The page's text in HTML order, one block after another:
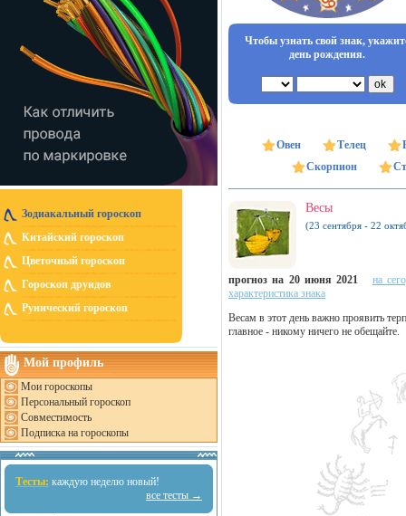
Зодиакальный гороскоп
Китайский гороскоп
Цветочный гороскоп
Гороскоп друидов
Рунический гороскоп
Мой профиль
Мои гороскопы
Персональный гороскоп
Совместимость
Подписка на гороскопы
Тесты: каждую неделю новый!
все тесты →
Чтобы узнать свой знак,
день рождения.
Овен Телец
Скорпион
Весы
(23 сентября - 22
прогноз на 20 июня 2021
на
характеристика знака
Весам в этот день важно проявить
главное - никому ничего не обещайте.